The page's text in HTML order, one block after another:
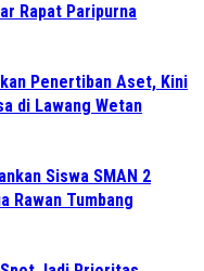
Rapat Paripurna
Penertiban Aset, Kini
di Lawang Wetan
Siswa SMAN 2
Rawan Tumbang